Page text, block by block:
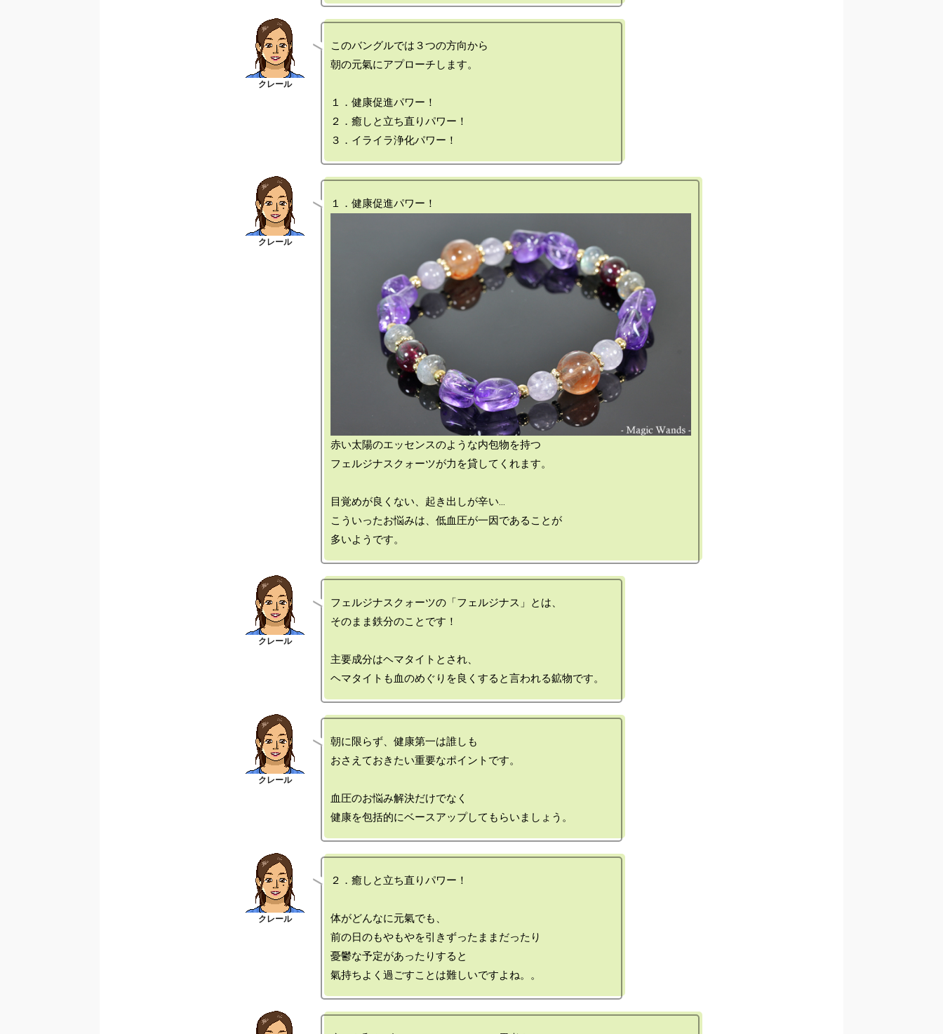
このバングルでは３つの方向から
朝の元氣にアプローチします。
１．健康促進パワー！
２．癒しと立ち直りパワー！
赤い太陽のエッセンスのような内包物を持つ
フェルジナスクォーツが力を貸してくれます。
目覚めが良くない、起き出しが辛い…
こういったお悩みは、低血圧が一因であることが
フェルジナスクォーツの「フェルジナス」とは、
そのまま鉄分のことです！
主要成分はヘマタイトとされ、
朝に限らず、健康第一は誰しも
おさえておきたい重要なポイントです。
血圧のお悩み解決だけでなく
２．癒しと立ち直りパワー！
体がどんなに元氣でも、
前の日のもやもやを引きずったままだったり
憂鬱な予定があったりすると